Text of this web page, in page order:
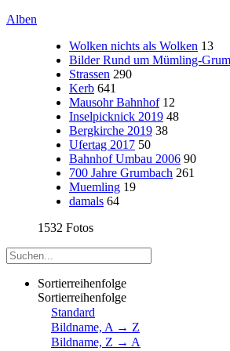
Alben
Wolken nichts als Wolken 13
Bilder Rund um Mümling-
Strassen 290
Kerb 641
Mausohr Bahnhof 12
Inselpicknick 2019 48
Bergkirche 2019 38
Ufertag 2017 50
Bahnhof Umbau 2006 90
700 Jahre Grumbach 261
Muemling 19
damals 64
1532 Fotos
Sortierreihenfolge
Sortierreihenfolge
Standard
Bildname, A → Z
Bildname, Z → A